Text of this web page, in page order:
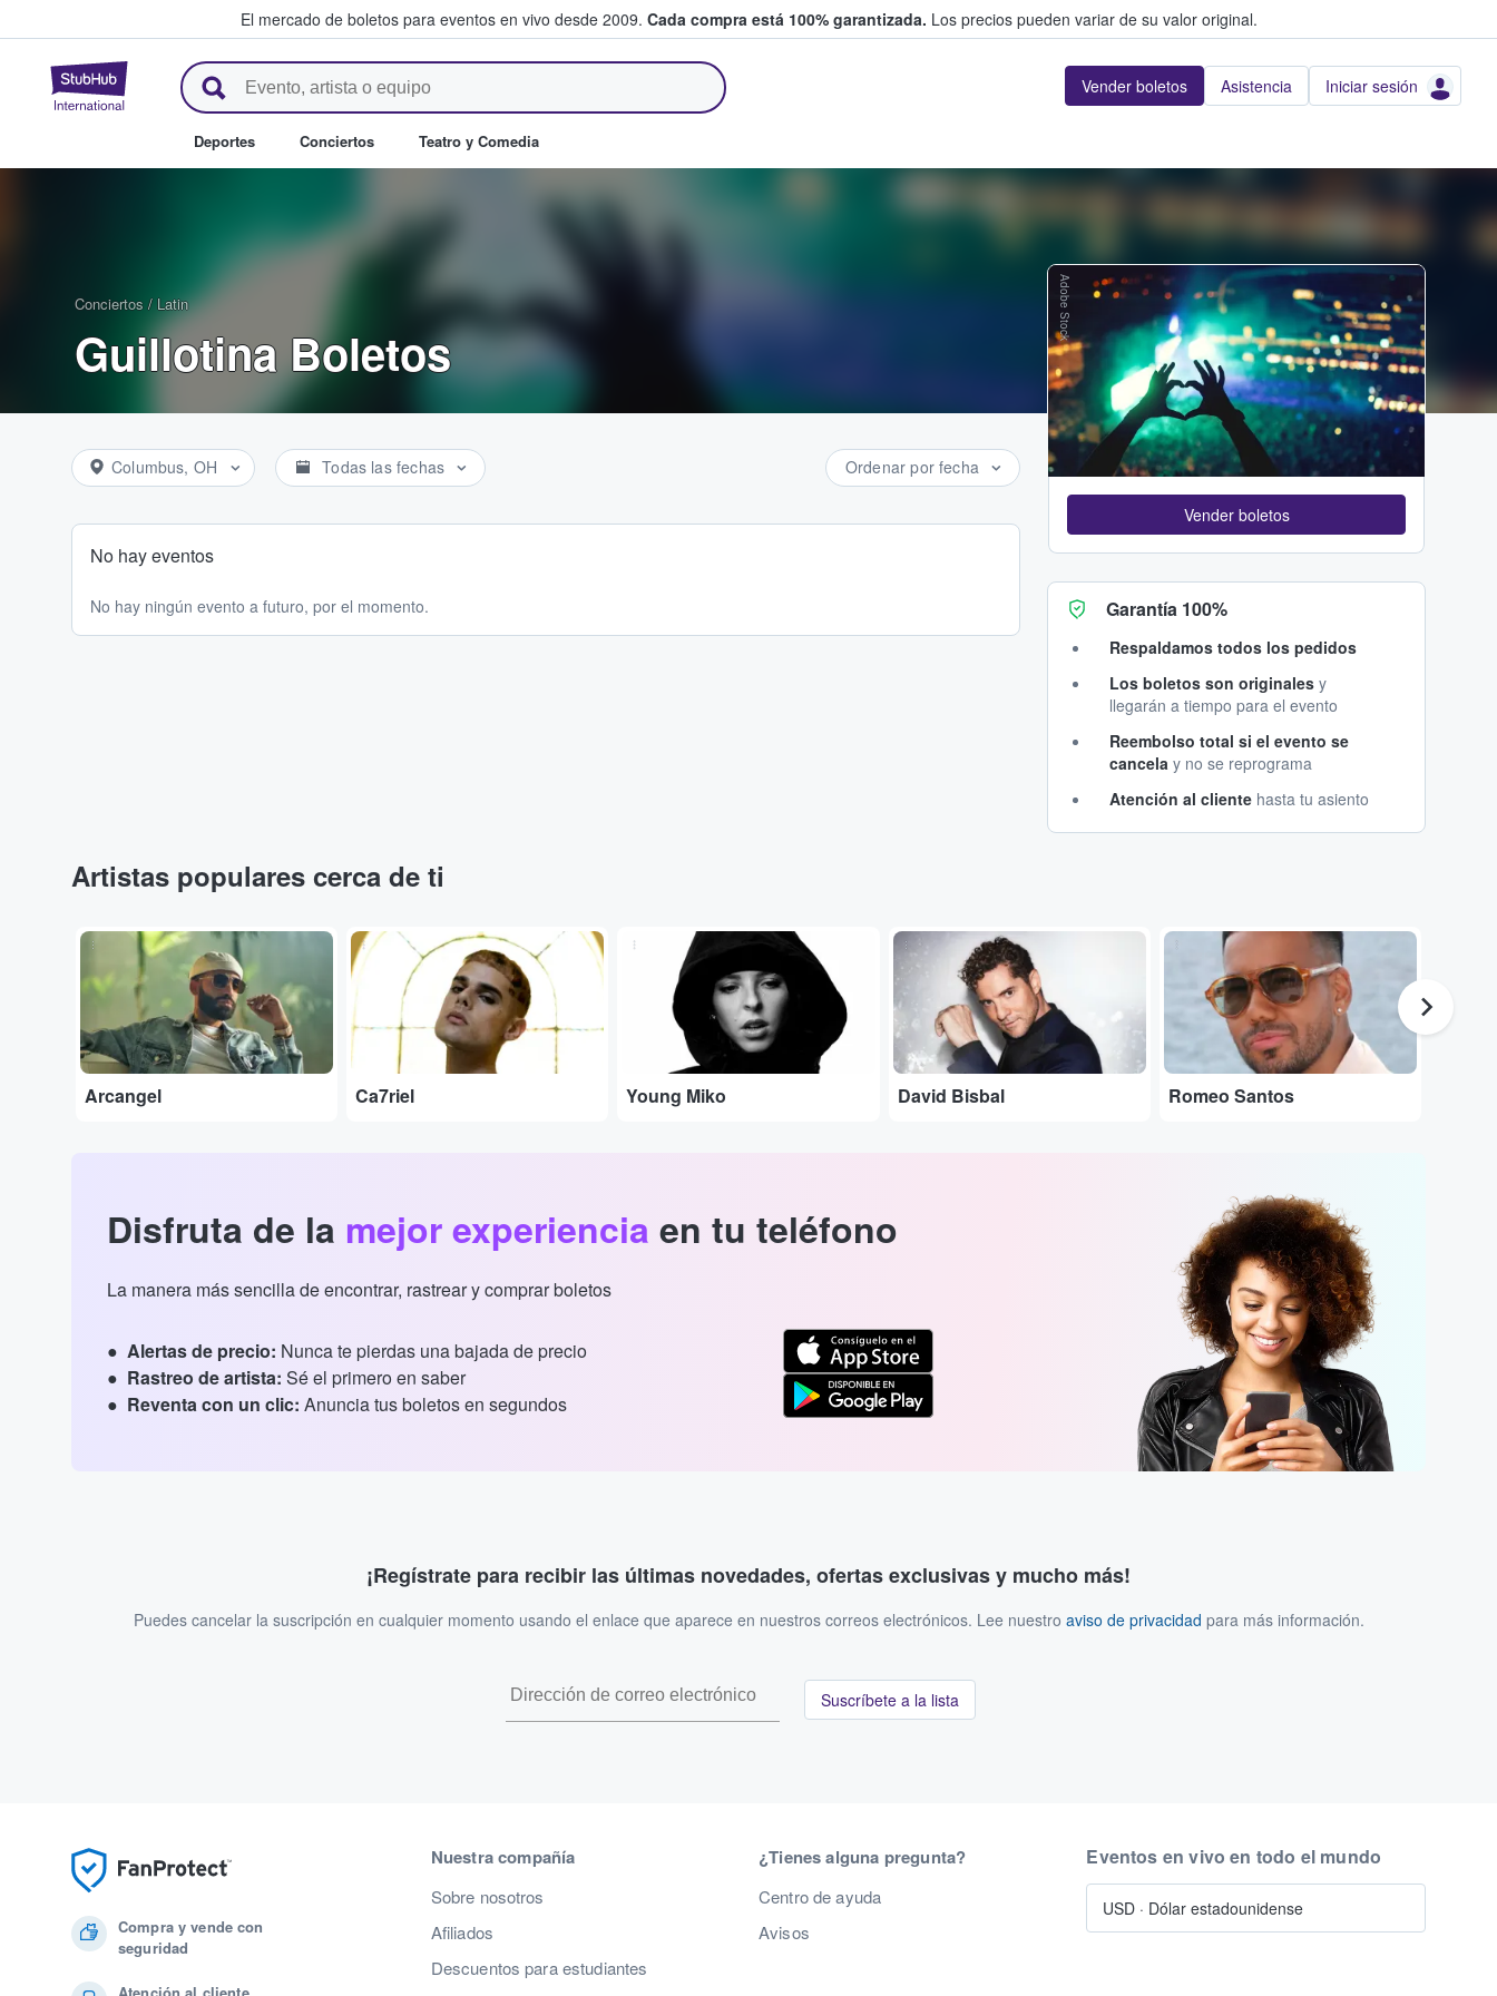
El mercado de boletos para eventos en vivo desde 2009. Cada compra está 100% garantizada. Los precios pueden variar de su valor original.
StubHub: donde los fans compran y venden boletos Vender boletos Asistencia Iniciar sesión
Deportes Conciertos Teatro y Comedia
Conciertos / Latin
Guillotina Boletos
Columbus, OH Todas las fechas Ordenar por fecha
No hay eventos
No hay ningún evento a futuro, por el momento.
Adobe Stock
Vender boletos
Garantía 100%
Respaldamos todos los pedidos
Los boletos son originales y
llegarán a tiempo para el evento
Reembolso total si el evento se
cancela y no se reprograma
Atención al cliente hasta tu asiento
Artistas populares cerca de ti
...
Arcangel
...
Ca7riel
...
Young Miko
...
David Bisbal Romeo Santos
Disfruta de la mejor experiencia en tu teléfono
La manera más sencilla de encontrar, rastrear y comprar boletos
Alertas de precio: Nunca te pierdas una bajada de precio
Rastreo de artista: Sé el primero en saber
Reventa con un clic: Anuncia tus boletos en segundos
¡Regístrate para recibir las últimas novedades, ofertas exclusivas y mucho más!
Puedes cancelar la suscripción en cualquier momento usando el enlace que aparece en nuestros correos electrónicos. Lee nuestro aviso de privacidad para más información.
Suscríbete a la lista
Compra y vende con
seguridad
Atención al cliente
Nuestra compañía
Sobre nosotros
Afiliados
Descuentos para estudiantes
¿Tienes alguna pregunta?
Centro de ayuda
Avisos
Eventos en vivo en todo el mundo
USD · Dólar estadounidense